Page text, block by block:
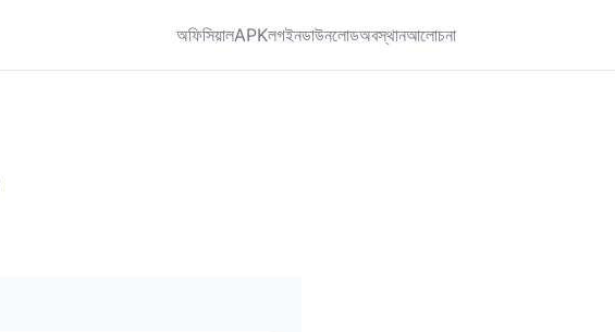
অফিসিয়ালAPKলগইনডাউনলোডঅবস্থানআলোচনা